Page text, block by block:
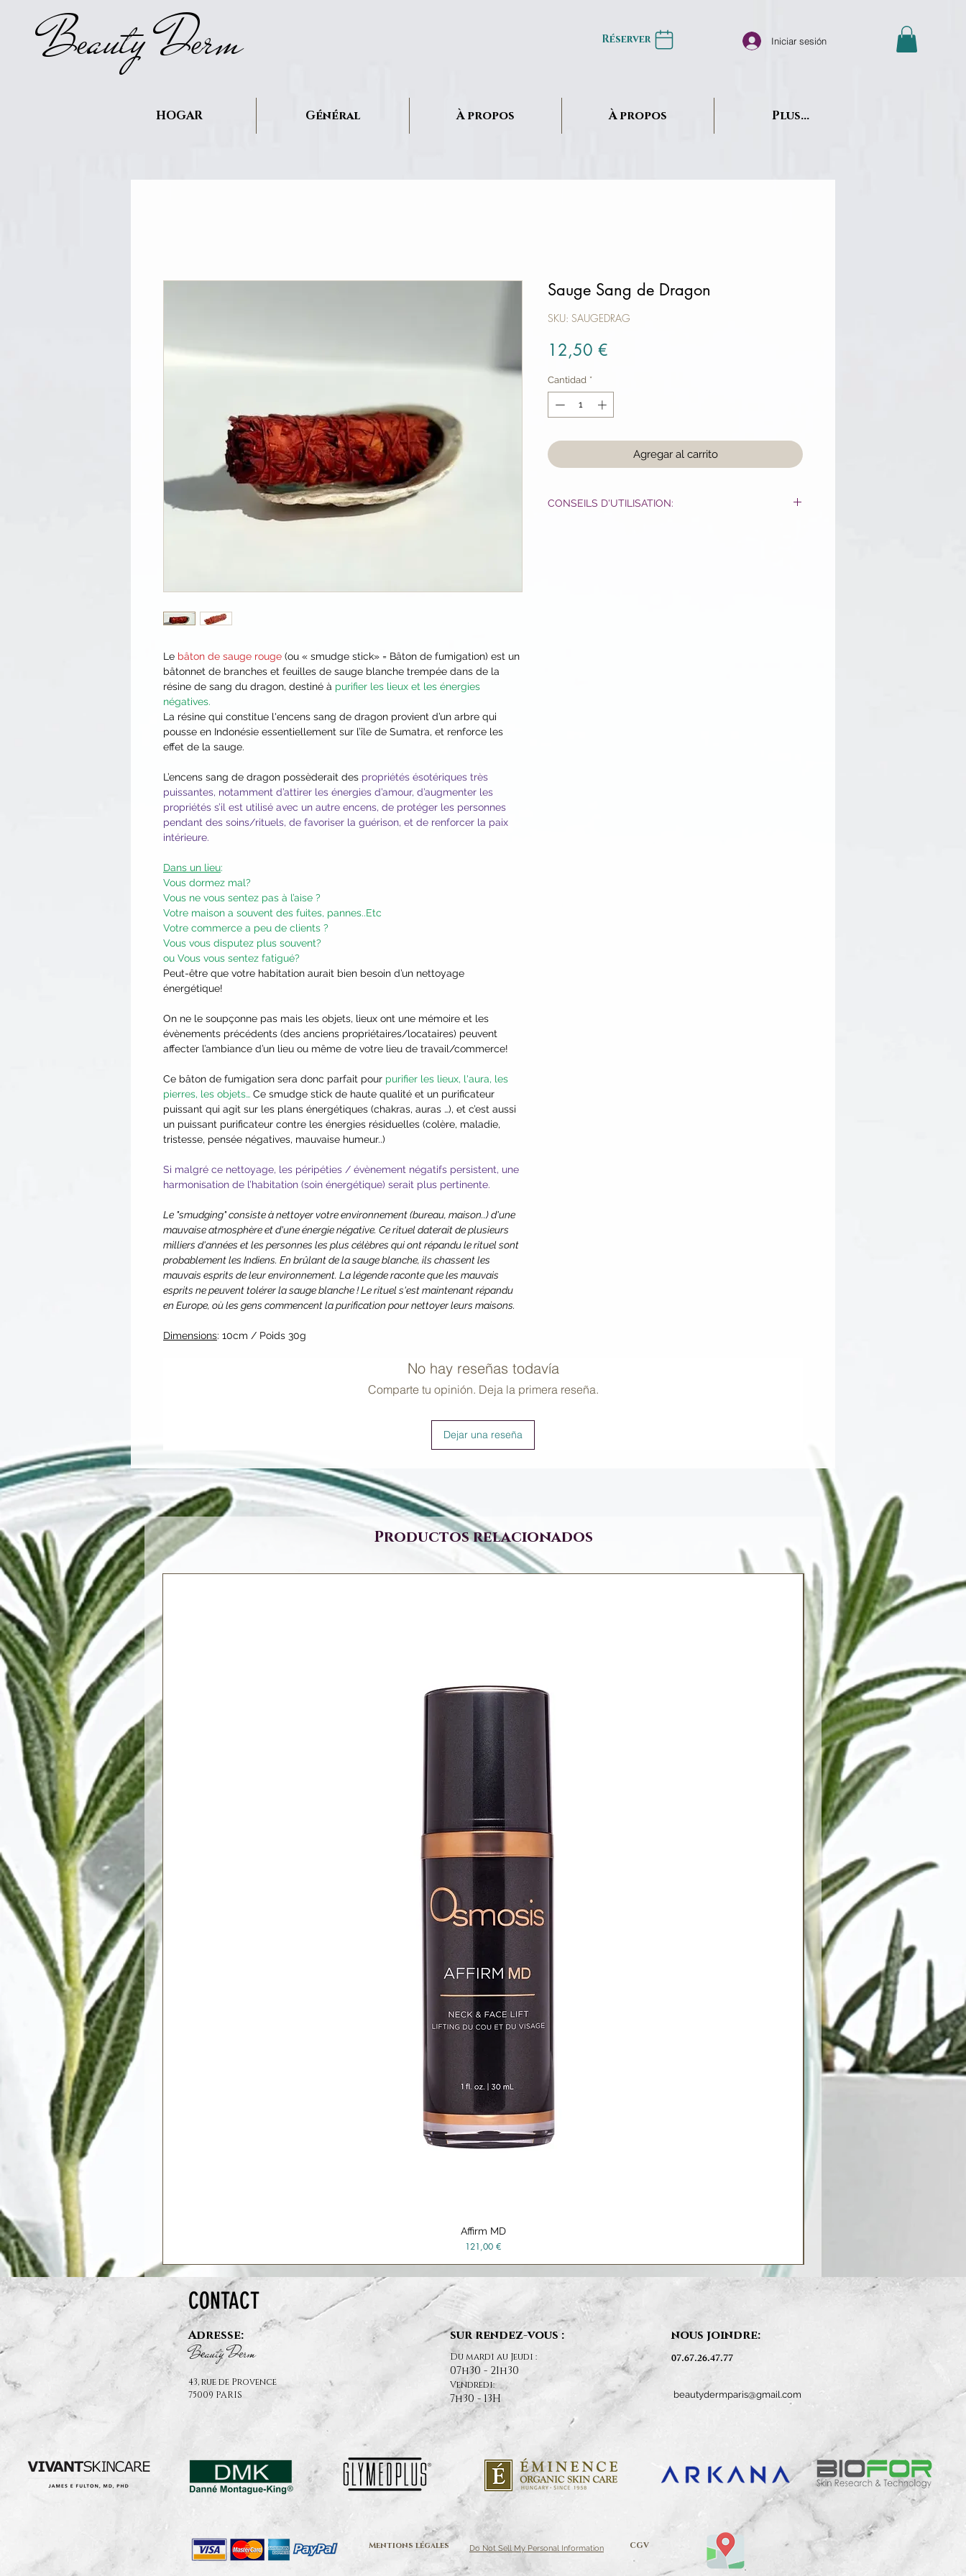
Beauty Derm Réserver Iniciar sesión
HOGAR Général À propos À propos Plus...
Le bâton de sauge rouge (ou « smudge stick» = Bâton de fumigation) est un
bâtonnet de branches et feuilles de sauge blanche trempée dans de la
résine de sang du dragon, destiné à purifier les lieux et les énergies
négatives.
La résine qui constitue l'encens sang de dragon provient d’un arbre qui
pousse en Indonésie essentiellement sur l’île de Sumatra, et renforce les
effet de la sauge.
L’encens sang de dragon possèderait des propriétés ésotériques très
puissantes, notamment d’attirer les énergies d’amour, d’augmenter les
propriétés s’il est utilisé avec un autre encens, de protéger les personnes
pendant des soins/rituels, de favoriser la guérison, et de renforcer la paix
intérieure.
Dans un lieu:
Vous dormez mal?
Vous ne vous sentez pas à l’aise ?
Votre maison a souvent des fuites, pannes..Etc
Votre commerce a peu de clients ?
Vous vous disputez plus souvent?
ou Vous vous sentez fatigué?
Peut-être que votre habitation aurait bien besoin d’un nettoyage
énergétique!
On ne le soupçonne pas mais les objets, lieux ont une mémoire et les
évènements précédents (des anciens propriétaires/locataires) peuvent
affecter l’ambiance d’un lieu ou même de votre lieu de travail/commerce!
Ce bâton de fumigation sera donc parfait pour purifier les lieux, l'aura, les
pierres, les objets… Ce smudge stick de haute qualité et un purificateur
puissant qui agit sur les plans énergétiques (chakras, auras …), et c’est aussi
un puissant purificateur contre les énergies résiduelles (colère, maladie,
tristesse, pensée négatives, mauvaise humeur..)
Si malgré ce nettoyage, les péripéties / évènement négatifs persistent, une
harmonisation de l’habitation (soin énergétique) serait plus pertinente.
Le "smudging" consiste à nettoyer votre environnement (bureau, maison..) d'une
mauvaise atmosphère et d'une énergie négative. Ce rituel daterait de plusieurs
milliers d'années et les personnes les plus célèbres qui ont répandu le rituel sont
probablement les Indiens. En brûlant de la sauge blanche, ils chassent les
mauvais esprits de leur environnement. La légende raconte que les mauvais
esprits ne peuvent tolérer la sauge blanche ! Le rituel s'est maintenant répandu
en Europe, où les gens commencent la purification pour nettoyer leurs maisons.
Dimensions: 10cm / Poids 30g
Sauge Sang de Dragon
SKU: SAUGEDRAG
12,50 €
Cantidad *
Agregar al carrito
CONSEILS D'UTILISATION:
No hay reseñas todavía
Comparte tu opinión. Deja la primera reseña.
Dejar una reseña
Productos relacionados
Vista rápida
Affirm MD
Precio
121,00 €
CONTACT
Adresse:
Beauty Derm
43, rue de Provence
75009 PARIS
sur rendez-vous :
Du mardi au Jeudi :
07h30 - 21h30
Vendredi:
7h30 - 13H
nous joindre:
07.67.26.47.77
beautydermparis@gmail.com
Mentions légales Do Not Sell My Personal Information CGV